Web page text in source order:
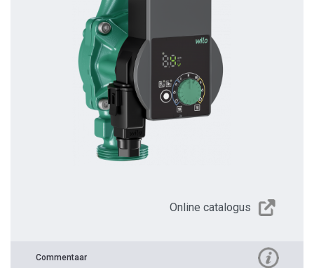
Online catalogus
Commentaar